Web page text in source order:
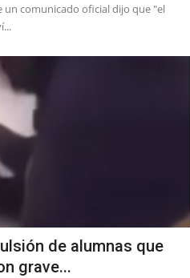
un comunicado oficial dijo que "el
de alumnas que
grave...